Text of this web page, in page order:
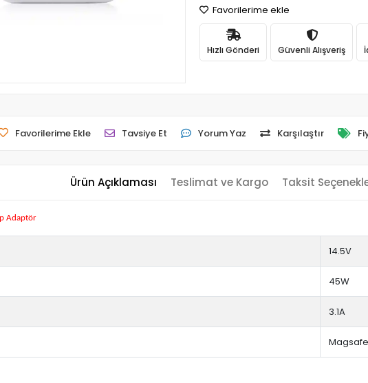
Favorilerime ekle
Hızlı Gönderi Güvenli Alışveriş
Favorilerime Ekle Tavsiye Et Yorum Yaz Karşılaştır
Ürün Açıklaması Teslimat ve Kargo Taksit
Adaptör
14.5V
45W
3.1A
Magsafe